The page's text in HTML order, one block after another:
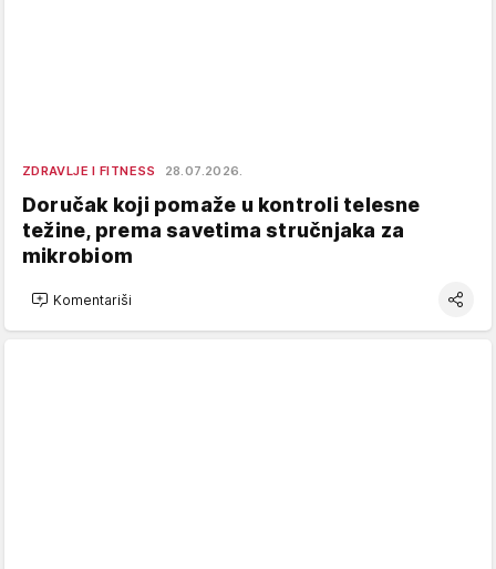
ZDRAVLJE I FITNESS 28.07.2026.
Doručak koji pomaže u kontroli telesne
težine, prema savetima stručnjaka za
mikrobiom
Komentariši